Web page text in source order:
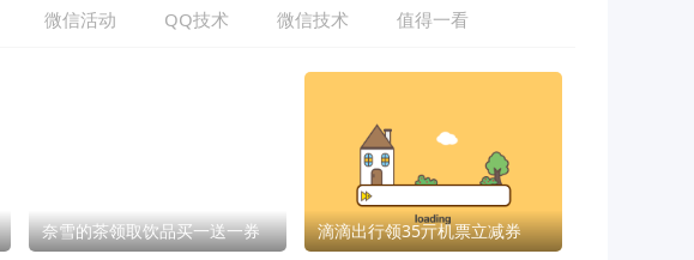
微信活动 QQ技术 微信技术 值得一看
奈雪的茶领取饮品买一送一券 滴滴出行领35亓机票立减券